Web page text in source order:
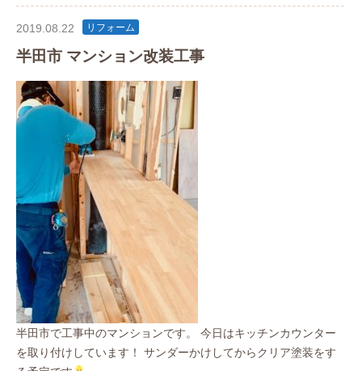
2019.08.22 リフォーム
半田市 マンション改装工事
半田市で工事中のマンションです。 今日はキッチンカウンター
を取り付けしています！ サンダーかけしてからクリア塗装をす